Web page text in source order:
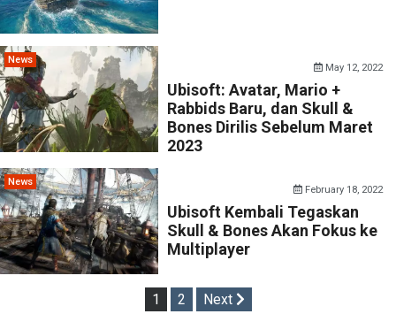
News
May 12, 2022
Ubisoft: Avatar, Mario +
Rabbids Baru, dan Skull &
Bones Dirilis Sebelum Maret
2023
News
February 18, 2022
Ubisoft Kembali Tegaskan
Skull & Bones Akan Fokus ke
Multiplayer
Posts
1 2 Next